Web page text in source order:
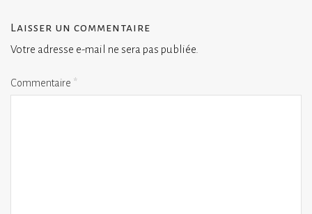
Laisser un commentaire
Votre adresse e-mail ne sera pas publiée.
Commentaire *